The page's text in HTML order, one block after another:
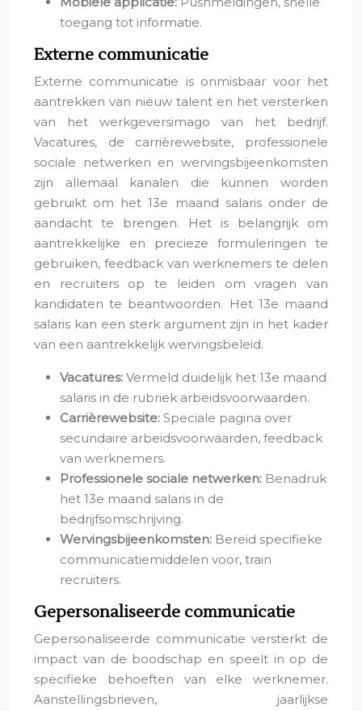
toegang tot informatie.
Externe communicatie
Externe communicatie is onmisbaar voor het
aantrekken van nieuw talent en het versterken
van het werkgeversimago van het bedrijf.
Vacatures, de carrièrewebsite, professionele
sociale netwerken en wervingsbijeenkomsten
zijn allemaal kanalen die kunnen worden
gebruikt om het 13e maand salaris onder de
aandacht te brengen. Het is belangrijk om
aantrekkelijke en precieze formuleringen te
gebruiken, feedback van werknemers te delen
en recruiters op te leiden om vragen van
kandidaten te beantwoorden. Het 13e maand
salaris kan een sterk argument zijn in het kader
van een aantrekkelijk wervingsbeleid.
Vacatures: Vermeld duidelijk het 13e maand
salaris in de rubriek arbeidsvoorwaarden.
Carrièrewebsite: Speciale pagina over
secundaire arbeidsvoorwaarden, feedback
van werknemers.
Professionele sociale netwerken: Benadruk
het 13e maand salaris in de
bedrijfsomschrijving.
Wervingsbijeenkomsten: Bereid specifieke
communicatiemiddelen voor, train
recruiters.
Gepersonaliseerde communicatie
Gepersonaliseerde communicatie versterkt de
impact van de boodschap en speelt in op de
specifieke behoeften van elke werknemer.
Aanstellingsbrieven, jaarlijkse